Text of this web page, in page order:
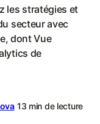
les stratégies et
secteur avec
dont Vue
de
13 min de lecture